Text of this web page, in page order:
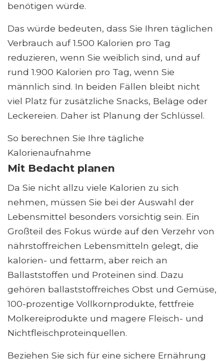
benötigen würde.
Das würde bedeuten, dass Sie Ihren täglichen
Verbrauch auf 1.500 Kalorien pro Tag
reduzieren, wenn Sie weiblich sind, und auf
rund 1.900 Kalorien pro Tag, wenn Sie
männlich sind. In beiden Fällen bleibt nicht
viel Platz für zusätzliche Snacks, Beläge oder
Leckereien. Daher ist Planung der Schlüssel.
So berechnen Sie Ihre tägliche
Kalorienaufnahme
Mit Bedacht planen
Da Sie nicht allzu viele Kalorien zu sich
nehmen, müssen Sie bei der Auswahl der
Lebensmittel besonders vorsichtig sein. Ein
Großteil des Fokus würde auf den Verzehr von
nährstoffreichen Lebensmitteln gelegt, die
kalorien- und fettarm, aber reich an
Ballaststoffen und Proteinen sind. Dazu
gehören ballaststoffreiches Obst und Gemüse,
100-prozentige Vollkornprodukte, fettfreie
Molkereiprodukte und magere Fleisch- und
Nichtfleischproteinquellen.
Beziehen Sie sich für eine sichere Ernährung